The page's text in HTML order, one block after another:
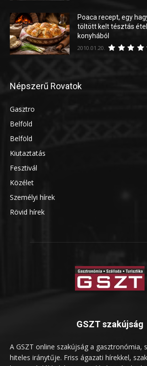
Poaca recept, egy
töltött kelt tésztás
konyhából
2010.01.20.
Népszerű Rovatok
Gasztro
Belföld
Belföld
Kiutaztatás
Fesztivál
Közélet
Személyi hírek
Rövid hírek
GSZT szakújság
A GSZT online szakújság a gasztronómia,
hiteles iránytűje. Friss ágazati hírekkel,